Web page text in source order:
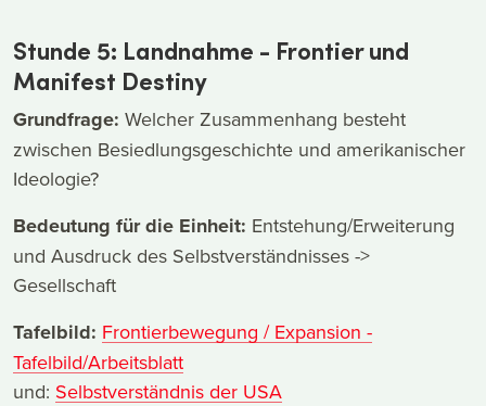
Stunde 5: Landnahme - Frontier und
Manifest Destiny
Grundfrage: Welcher Zusammenhang besteht
zwischen Besiedlungsgeschichte und amerikanischer
Ideologie?
Bedeutung für die Einheit: Entstehung/Erweiterung
und Ausdruck des Selbstverständnisses ->
Gesellschaft
Tafelbild: Frontierbewegung / Expansion -
Tafelbild/Arbeitsblatt
und: Selbstverständnis der USA